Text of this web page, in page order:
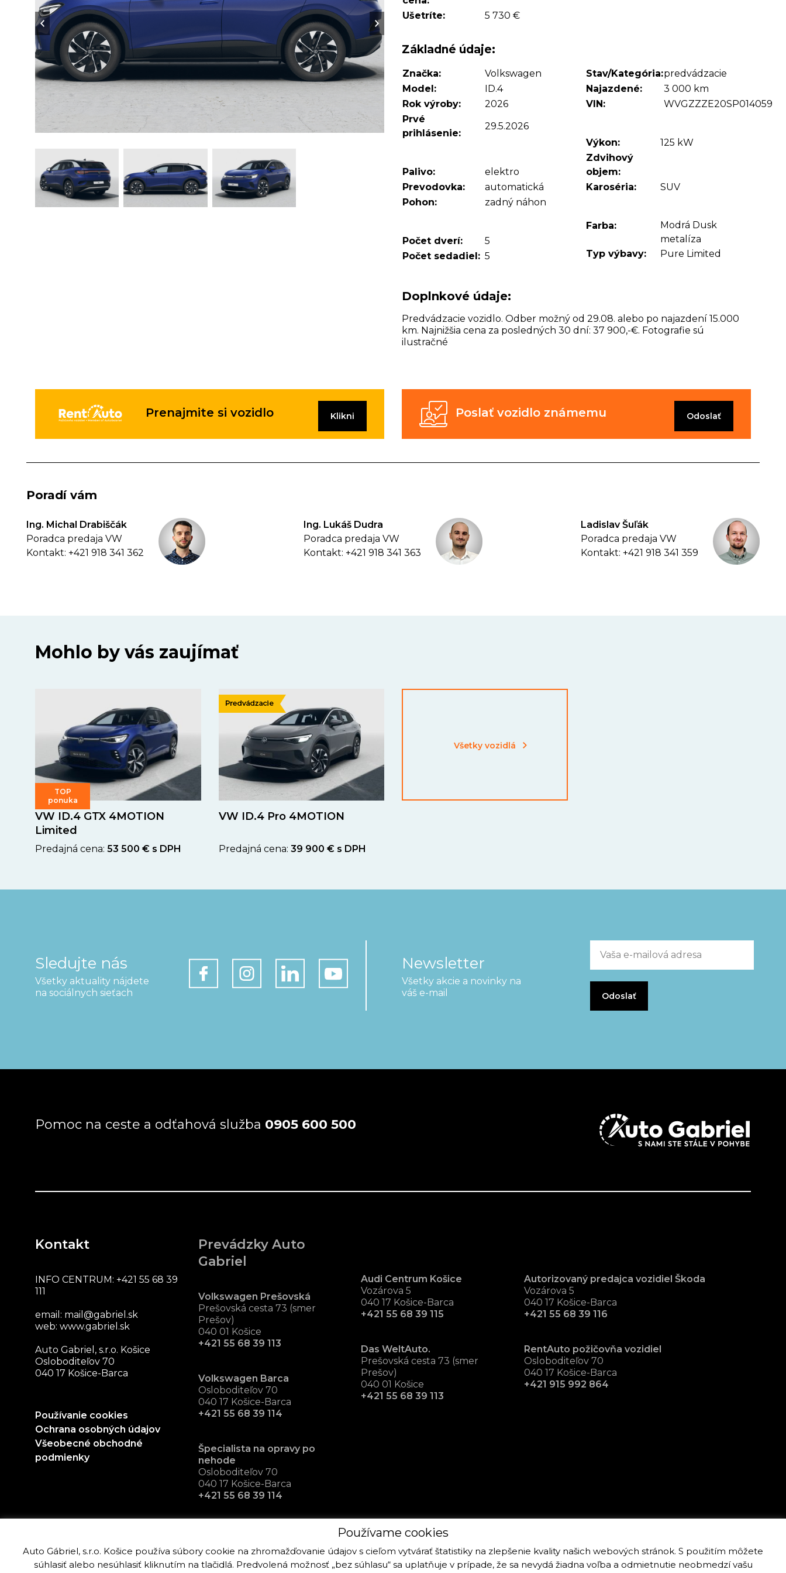
Ušetríte:
5 730 €
Základné údaje:
Značka:
Volkswagen
Model:
ID.4
Rok výroby:
2026
Prvé
prihlásenie:
29.5.2026
Palivo:
elektro
Prevodovka:
automatická
Pohon:
zadný náhon
Počet dverí:
5
Počet sedadiel: 5
Stav/Kategória:predvádzacie
Najazdené:
3 000 km
VIN:
WVGZZZE20SP014059
Výkon:
125 kW
Zdvihový
objem:
Karoséria:
SUV
Farba:
Modrá Dusk
metalíza
Typ výbavy:
Pure Limited
Doplnkové údaje:
Predvádzacie vozidlo. Odber možný od 29.08. alebo po najazdení 15.000
km. Najnižšia cena za posledných 30 dní: 37 900,-€. Fotografie sú
ilustračné
Prenajmite si vozidlo Klikni Poslať vozidlo známemu Odoslať
Poradí vám
Ing. Michal Drabiščák
Poradca predaja VW
Kontakt: +421 918 341 362
Ing. Lukáš Dudra
Poradca predaja VW
Kontakt: +421 918 341 363
Ladislav Šuľák
Poradca predaja VW
Kontakt: +421 918 341 359
Mohlo by vás zaujímať
TOP
ponuka
VW ID.4 GTX 4MOTION
Limited
Predajná cena: 53 500 € s DPH
VW ID.4 Pro 4MOTION
Predajná cena: 39 900 € s DPH
Všetky vozidlá
Sledujte nás
Všetky aktuality nájdete
na sociálnych sieťach
Newsletter
Všetky akcie a novinky na
váš e-mail
Pomoc na ceste a odťahová služba 0905 600 500
Kontakt
INFO CENTRUM: +421 55 68 39
111
email: mail@gabriel.sk
web: www.gabriel.sk
Auto Gabriel, s.r.o. Košice
Osloboditeľov 70
040 17 Košice-Barca
Používanie cookies
Ochrana osobných údajov
Všeobecné obchodné
podmienky
Prevádzky Auto
Gabriel
Volkswagen Prešovská
Prešovská cesta 73 (smer
Prešov)
040 01 Košice
+421 55 68 39 113
Volkswagen Barca
Osloboditeľov 70
040 17 Košice-Barca
+421 55 68 39 114
Špecialista na opravy po
nehode
Osloboditeľov 70
040 17 Košice-Barca
+421 55 68 39 114
Audi Centrum Košice
Vozárova 5
040 17 Košice-Barca
+421 55 68 39 115
Das WeltAuto.
Prešovská cesta 73 (smer
Prešov)
040 01 Košice
+421 55 68 39 113
Autorizovaný predajca vozidiel Škoda
Vozárova 5
040 17 Košice-Barca
+421 55 68 39 116
RentAuto požičovňa vozidiel
Osloboditeľov 70
040 17 Košice-Barca
+421 915 992 864
Používame cookies
Auto Gábriel, s.r.o. Košice používa súbory cookie na zhromažďovanie údajov s cieľom vytvárať štatistiky na zlepšenie kvality našich webových stránok. S použitím môžete
súhlasiť alebo nesúhlasiť kliknutím na tlačidlá. Predvolená možnosť „bez súhlasu“ sa uplatňuje v prípade, že sa nevydá žiadna voľba a odmietnutie neobmedzí vašu